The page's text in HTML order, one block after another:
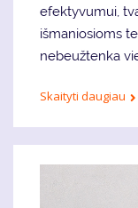
efektyvumui,
išmaniosioms
nebeužtenka
Skaityti daugiau